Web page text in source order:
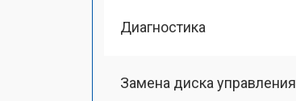
Диагностика
Замена диска управления